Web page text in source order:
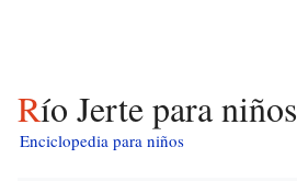
Río Jerte para niños
Enciclopedia para niños